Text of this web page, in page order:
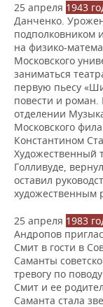
25 апреля 1943
Данченко.
подполковником
на физико-
Московского
заниматься
первую пьесу
повести и
отделении
Московского
Константином
Художественный
Голливуде,
оставил
художественным
25 апреля 1983
Андропов
Смит в гости в
Саманты
тревогу по
Смит и ее
Саманта стала